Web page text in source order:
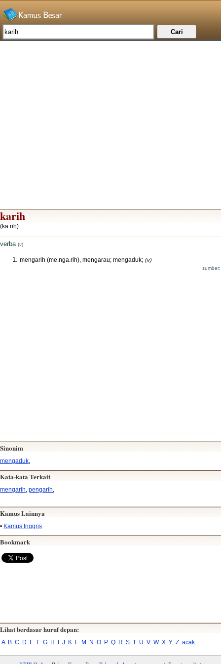
karih
(ka.rih)
verba (v)
mengarih (me.nga.rih), mengarau; mengaduk; (v)
Sinonim
mengaduk
Kata-kata Terkait
mengarih, pengarih,
Kamus Lainnya
• Kamus Inggris
Bookmark
Lihat berdasar huruf depan:
A B C D E F G H I J K L M N O P Q R S T U V W X Y Z acak